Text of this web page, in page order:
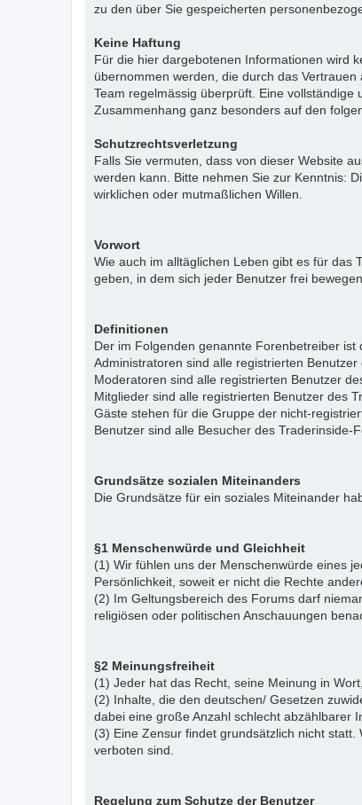
zu den über Sie gespeicherten
Keine Haftung
Für die hier dargebotenen Informationen wird
übernommen werden, die durch das
Team regelmässig überprüft. Eine
Zusammenhang ganz besonders auf den
Schutzrechtsverletzung
Falls Sie vermuten, dass von dieser Website
werden kann. Bitte nehmen Sie zur Kenntnis:
wirklichen oder mutmaßlichen Willen.
Vorwort
Wie auch im alltäglichen Leben gibt es für das
geben, in dem sich jeder Benutzer frei
Definitionen
Der im Folgenden genannte Forenbetreiber ist
Administratoren sind alle registrierten
Moderatoren sind alle registrierten Benutzer
Mitglieder sind alle registrierten Benutzer des
Gäste stehen für die Gruppe der nicht-
Benutzer sind alle Besucher des Traderinside-
Grundsätze sozialen Miteinanders
Die Grundsätze für ein soziales Miteinander
§1 Menschenwürde und Gleichheit
(1) Wir fühlen uns der Menschenwürde eines
Persönlichkeit, soweit er nicht die Rechte
(2) Im Geltungsbereich des Forums darf
religiösen oder politischen Anschauungen
§2 Meinungsfreiheit
(1) Jeder hat das Recht, seine Meinung in
(2) Inhalte, die den deutschen/ Gesetzen
dabei eine große Anzahl schlecht abzählbarer
(3) Eine Zensur findet grundsätzlich nicht
verboten sind.
Regelung zum Schutze der Benutzer